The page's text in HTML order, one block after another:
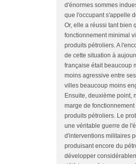
d'énormes sommes
que l'occupant s'appelle
Or, elle a réussi tant bien
fonctionnement minimal
produits pétroliers. A
de cette situation à
française était beaucoup
moins agressive entre
villes beaucoup moins
Ensuite, deuxième point,
marge de
produits pétroliers. Le
une véritable guerre de
d'interventions militaires
produisant encore du
développer